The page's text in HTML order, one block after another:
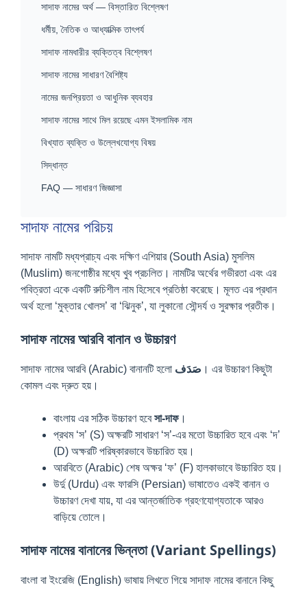
সাদাফ নামের অর্থ — বিস্তারিত বিশ্লেষণ
ধর্মীয়, নৈতিক ও আধ্যাত্মিক তাৎপর্য
সাদাফ নামধারীর ব্যক্তিত্ব বিশ্লেষণ
সাদাফ নামের সাধারণ বৈশিষ্ট্য
নামের জনপ্রিয়তা ও আধুনিক ব্যবহার
সাদাফ নামের সাথে মিল রয়েছে এমন ইসলামিক নাম
বিখ্যাত ব্যক্তি ও উল্লেখযোগ্য বিষয়
সিদ্ধান্ত
FAQ — সাধারণ জিজ্ঞাসা
সাদাফ নামের পরিচয়
সাদাফ নামটি মধ্যপ্রাচ্য এবং দক্ষিণ এশিয়ার (South Asia) মুসলিম
(Muslim) জনগোষ্ঠীর মধ্যে খুব প্রচলিত। নামটির অর্থের গভীরতা এবং এর
পবিত্রতা একে একটি রুচিশীল নাম হিসেবে প্রতিষ্ঠা করেছে। মূলত এর প্রধান
অর্থ হলো ‘মুক্তার খোলস’ বা ‘ঝিনুক’, যা লুকানো সৌন্দর্য ও সুরক্ষার প্রতীক।
সাদাফ নামের আরবি বানান ও উচ্চারণ
সাদাফ নামের আরবি (Arabic) বানানটি হলো صَدَف । এর উচ্চারণ কিছুটা
কোমল এবং দ্রুত হয়।
বাংলায় এর সঠিক উচ্চারণ হবেসা-দাফ।
প্রথম ‘স’ (S) অক্ষরটি সাধারণ ‘স’-এর মতো উচ্চারিত হবে এবং ‘দ’
(D) অক্ষরটি পরিষ্কারভাবে উচ্চারিত হয়।
আরবিতে (Arabic) শেষ অক্ষর ‘ফ’ (F) হালকাভাবে উচ্চারিত হয়।
উর্দু (Urdu) এবং ফারসি (Persian) ভাষাতেও একই বানান ও
উচ্চারণ দেখা যায়, যা এর আন্তর্জাতিক গ্রহণযোগ্যতাকে আরও
বাড়িয়ে তোলে।
সাদাফ নামের বানানের ভিন্নতা (Variant Spellings)
বাংলা বা ইংরেজি (English) ভাষায় লিখতে গিয়ে সাদাফ নামের বানানে কিছু